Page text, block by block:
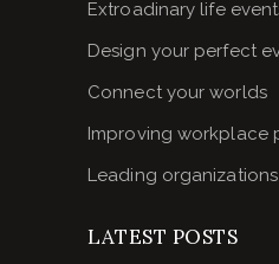
Extroadinary life
Design your perfect
Connect your worlds
Improving workplace
Leading organizations
LATEST POSTS